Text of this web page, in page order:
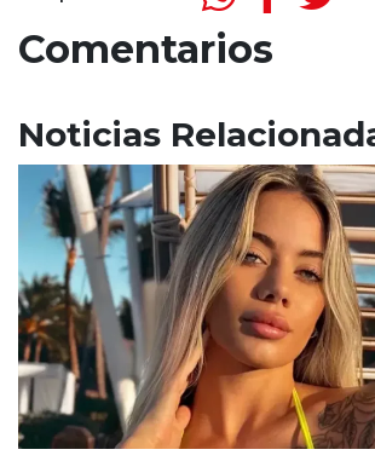
Comentarios
Noticias